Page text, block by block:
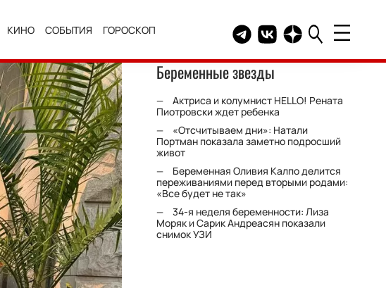
КИНО СОБЫТИЯ ГОРОСКОП Telegram канал HELLO
Группа HELLO
Канал HELLO в
Беременные звезды
Актриса и колумнист HELLO! Рената
Пиотровски ждет ребенка
«Отсчитываем дни»: Натали
Портман показала заметно подросший
живот
Беременная Оливия Калпо делится
переживаниями перед вторыми родами:
«Все будет не так»
34-я неделя беременности: Лиза
Моряк и Сарик Андреасян показали
снимок УЗИ